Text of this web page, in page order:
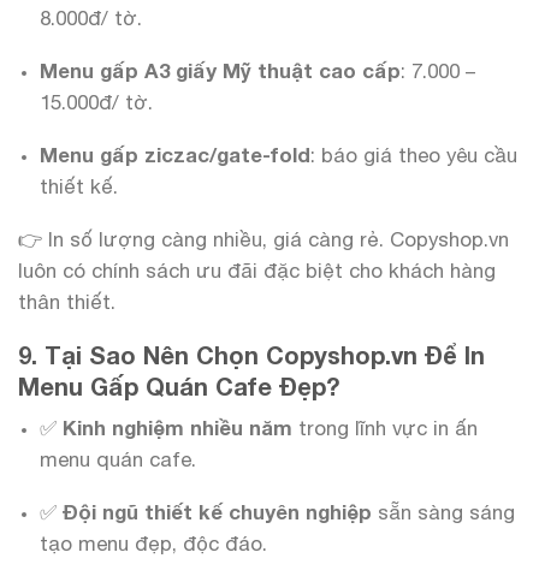
8.000đ/ tờ.
Menu gấp A3 giấy Mỹ thuật cao cấp: 7.000 –
15.000đ/ tờ.
Menu gấp ziczac/gate-fold: báo giá theo yêu cầu
thiết kế.
👉 In số lượng càng nhiều, giá càng rẻ. Copyshop.vn
luôn có chính sách ưu đãi đặc biệt cho khách hàng
thân thiết.
9. Tại Sao Nên Chọn Copyshop.vn Để In
Menu Gấp Quán Cafe Đẹp?
✅ Kinh nghiệm nhiều năm trong lĩnh vực in ấn
menu quán cafe.
✅Đội ngũ thiết kế chuyên nghiệp sẵn sàng sáng
tạo menu đẹp, độc đáo.